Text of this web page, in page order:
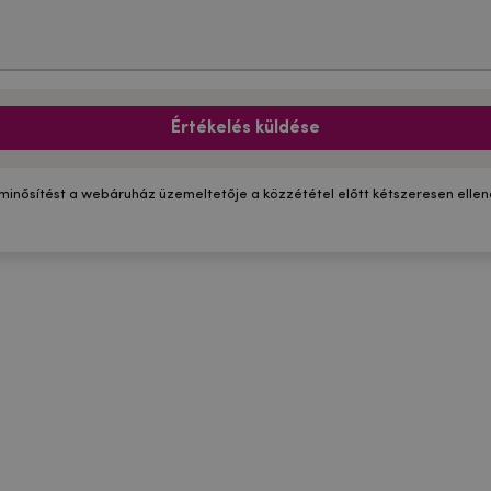
Értékelés küldése
a webáruház üzemeltetője a közzététel előtt kétszeresen